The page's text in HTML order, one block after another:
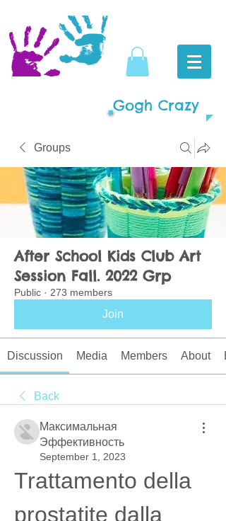
Gogh Crazy
Groups
After School Kids Club Art
Session Fall. 2022 Grp
Public · 273 members
Join
Discussion Media Members About
Back
Максимальная
Эффективность
September 1, 2023
Trattamento della
prostatite dalla